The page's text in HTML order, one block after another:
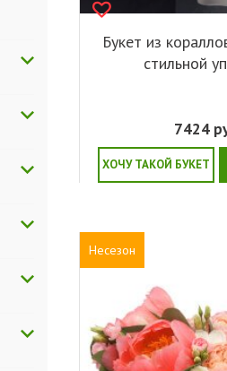
Букет из
стильной
7424
ХОЧУ ТАКОЙ БУКЕТ
Несезон